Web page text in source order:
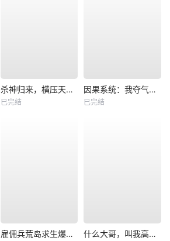
杀神归来，横压天下无敌
已完结
因果系统：我夺气运救苍生
已完结
雇佣兵荒岛求生爆火出圈第二季 什么大哥，叫我高律师